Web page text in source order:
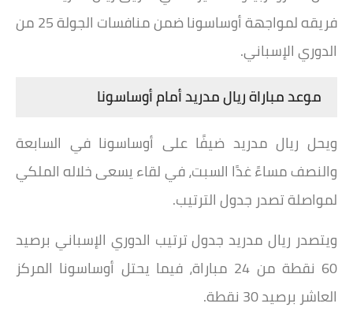
فريقه لمواجهة أوساسونا ضمن منافسات الجولة 25 من
الدوري الإسباني.
موعد مباراة ريال مدريد أمام أوساسونا
ويحل ريال مدريد ضيفًا على أوساسونا في السابعة
والنصف مساءً غدًا السبت، في لقاء يسعى خلاله الملكي
لمواصلة تصدر جدول الترتيب.
ويتصدر ريال مدريد جدول ترتيب الدوري الإسباني برصيد
60 نقطة من 24 مباراة، فيما يحتل أوساسونا المركز
العاشر برصيد 30 نقطة.